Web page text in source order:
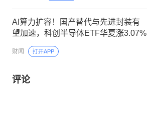
AI算力扩容！国产替代与先进封装有
望加速，科创半导体ETF华夏涨3.07%
财闻 打开APP
评论